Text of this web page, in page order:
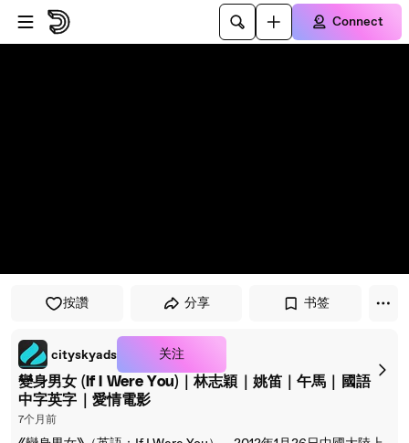
Skip to player
Skip to main content
Connect
按讚 分享 书签
cityskyads 关注
變身男女 (If I Were You)｜林志穎｜姚笛｜午馬｜國語
中字英字｜愛情電影
7个月前